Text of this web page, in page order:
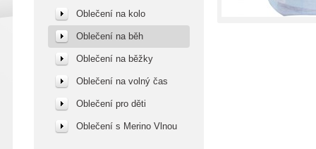
Oblečení na kolo
Oblečení na běh
Oblečení na běžky
Oblečení na volný čas
Oblečení pro děti
Oblečení s Merino Vlnou